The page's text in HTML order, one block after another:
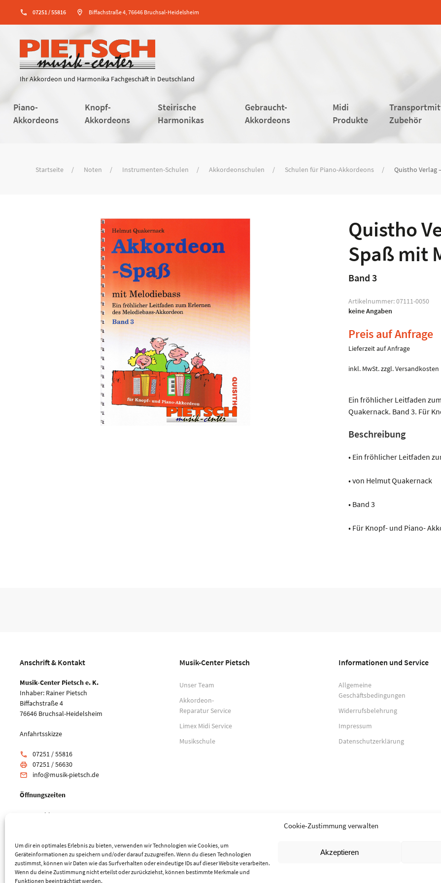
Cookie-Zustimmung verwalten
Um dir ein optimales Erlebnis zu bieten, verwenden wir Technologien wie Cookies, um
Geräteinformationen zu speichern und/oder darauf zuzugreifen. Wenn du diesen Technologien
zustimmst, können wir Daten wie das Surfverhalten oder eindeutige IDs auf dieser Website verarbeiten.
Wenn du deine Zustimmung nicht erteilst oder zurückziehst, können bestimmte Merkmale und
Funktionen beeinträchtigt werden.
Akzeptieren
phone 07251 / 55816 location_on Biffachstraße 4, 76646 Bruchsal-Heidelsheim
Ihr Akkordeon und Harmonika Fachgeschäft in Deutschland
Piano-
Akkordeons
Knopf-
Akkordeons
Steirische
Harmonikas
Gebraucht-
Akkordeons
Midi
Produkte
Zubehör
Startseite Noten Instrumenten-Schulen Akkordeonschulen Schulen für Piano-Akkordeons Quistho Verlag
Quistho
Spaß mit
Band 3
Artikelnummer:07111-0050
keine Angaben
Preis auf Anfrage
Lieferzeit auf Anfrage
inkl. MwSt.zzgl.Versandkosten
Ein fröhlicher Leitfaden
Quakernack. Band 3. Für
Beschreibung
• Ein fröhlicher Leitfaden
• von Helmut Quakernack
• Band 3
• Für Knopf- und Piano-
Anschrift & Kontakt
Musik-Center Pietsch e. K.
Inhaber: Rainer Pietsch
Biffachstraße 4
76646 Bruchsal-Heidelsheim
Anfahrtsskizze
phone 07251 / 55816
print 07251 / 56630
email info@musik-pietsch.de
Öffnungszeiten
Mo: geschlossen
Musik-Center Pietsch
Unser Team
Akkordeon-
Reparatur Service
Limex Midi Service
Musikschule
Informationen und Service
Allgemeine
Geschäftsbedingungen
Widerrufsbelehrung
Impressum
Datenschutzerklärung